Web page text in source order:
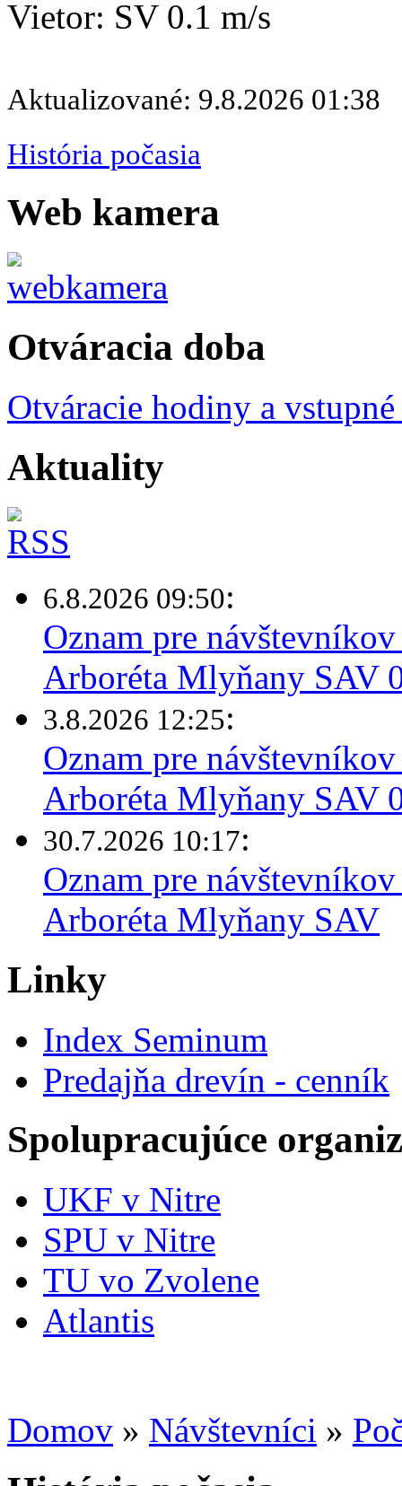
Vietor: SV 0.1 m/s
Aktualizované: 9.8.2026 01:38
História počasia
Web kamera
Otváracia doba
Otváracie hodiny a
Aktuality
6.8.2026 09:50:
Oznam pre
Arboréta Mlyňany SAV
3.8.2026 12:25:
Oznam pre
Arboréta Mlyňany SAV
30.7.2026 10:17:
Oznam pre
Arboréta Mlyňany SAV
Linky
Index Seminum
Predajňa drevín - cenník
Spolupracujúce
UKF v Nitre
SPU v Nitre
TU vo Zvolene
Atlantis
Domov » Návštevníci »